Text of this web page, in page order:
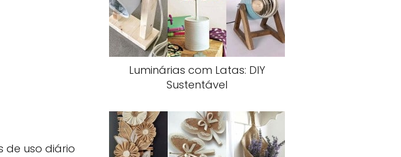
de uso diário
Luminárias com Latas: DIY
Sustentável